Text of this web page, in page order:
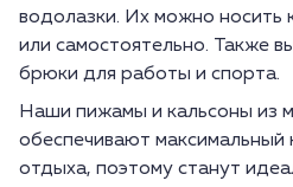
водолазки. Их можно носить
или самостоятельно. Также
брюки для работы и спорта.
Наши пижамы и кальсоны из
обеспечивают
отдыха, поэтому станут